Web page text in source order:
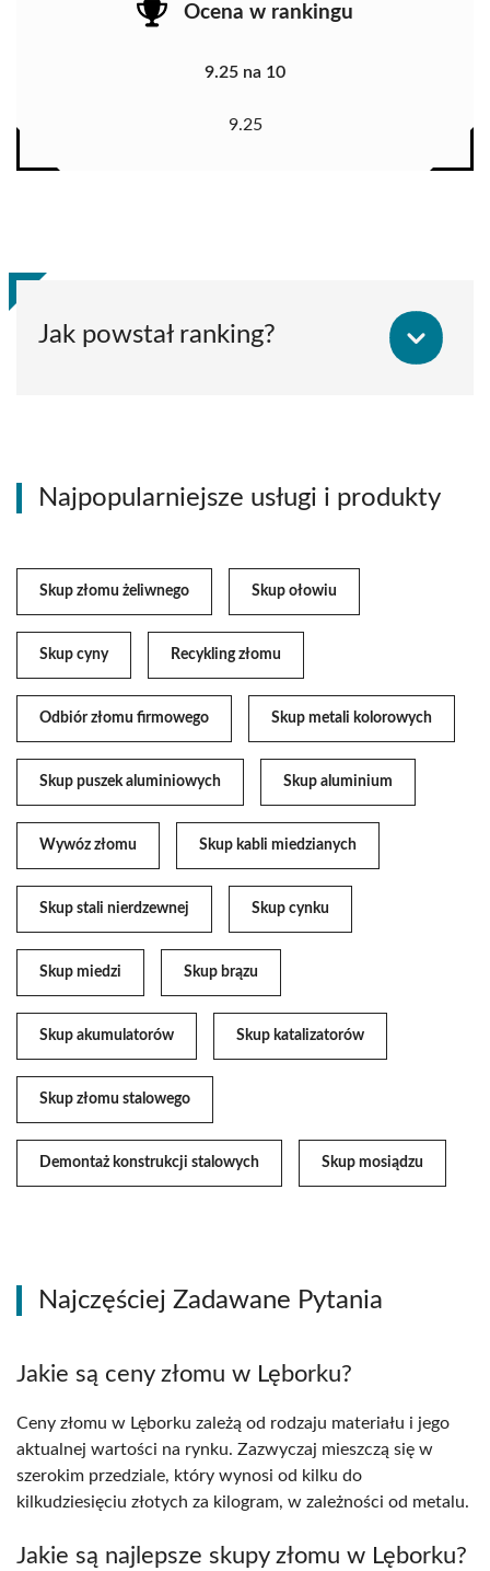
Ocena w rankingu
9.25 na 10
9.25
Jak powstał ranking?
Najpopularniejsze usługi i produkty
Skup złomu żeliwnego Skup ołowiu
Skup cyny Recykling złomu
Odbiór złomu firmowego Skup metali kolorowych
Skup puszek aluminiowych Skup aluminium
Wywóz złomu Skup kabli miedzianych
Skup stali nierdzewnej Skup cynku
Skup miedzi Skup brązu
Skup akumulatorów Skup katalizatorów
Skup złomu stalowego
Demontaż konstrukcji stalowych Skup mosiądzu
Najczęściej Zadawane Pytania
Jakie są ceny złomu w Lęborku?
Ceny złomu w Lęborku zależą od rodzaju materiału i jego
aktualnej wartości na rynku. Zazwyczaj mieszczą się w
szerokim przedziale, który wynosi od kilku do
kilkudziesięciu złotych za kilogram, w zależności od metalu.
Jakie są najlepsze skupy złomu w Lęborku?